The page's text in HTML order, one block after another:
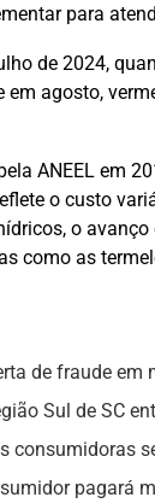
para
de 2024,
agosto,
ANEEL em
o custo
o
como as
de fraude em
Sul de SC
consumidoras
pagará